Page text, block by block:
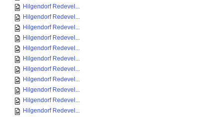
Hilgendorf Redevel...
Hilgendorf Redevel...
Hilgendorf Redevel...
Hilgendorf Redevel...
Hilgendorf Redevel...
Hilgendorf Redevel...
Hilgendorf Redevel...
Hilgendorf Redevel...
Hilgendorf Redevel...
Hilgendorf Redevel...
Hilgendorf Redevel...